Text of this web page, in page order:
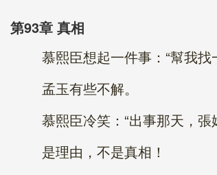
第93章 真相
慕熙臣想起一件事：“幫我找
孟玉有些不解。
慕熙臣冷笑：“出事那天，張
是理由，不是真相！